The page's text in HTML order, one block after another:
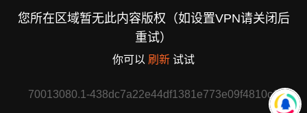
您所在区域暂无此内容版权（如设置VPN请关闭后
重试）
你可以 刷新 试试
70013080.1-438dc7a22e44df1381e773e09f4810c1